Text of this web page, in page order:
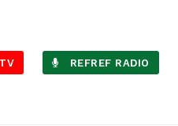
REFREF RADIO